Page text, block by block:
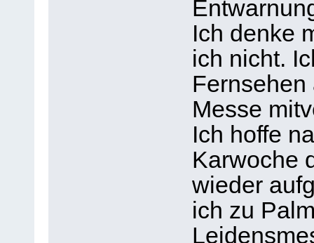
Ich denke
ich nicht.
Messe
Ich hoffe
Karwoche
wieder
ich zu